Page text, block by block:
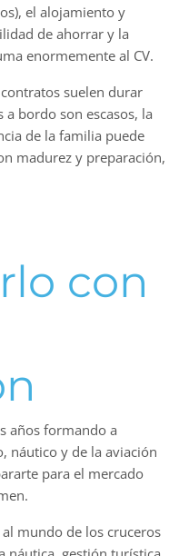
el alojamiento y
de ahorrar y la
enormemente al CV.
suelen durar
bordo son escasos, la
de la familia puede
madurez y preparación,
con
años formando a
náutico y de la aviación
para el mercado
mundo de los cruceros